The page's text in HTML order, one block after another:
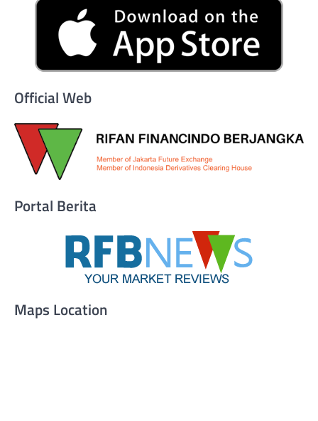
Official Web
Portal Berita
Maps Location